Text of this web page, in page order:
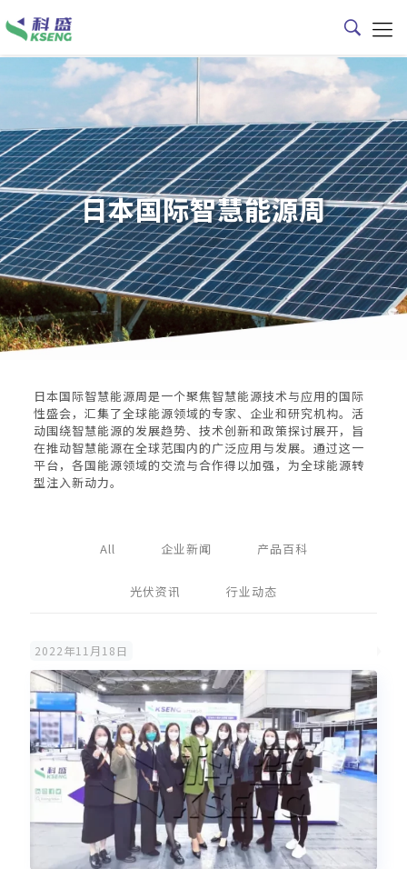
日本国际智慧能源周
日本国际智慧能源周是一个聚焦智慧能源技术与应用的国际
性盛会，汇集了全球能源领域的专家、企业和研究机构。活
动围绕智慧能源的发展趋势、技术创新和政策探讨展开，旨
在推动智慧能源在全球范围内的广泛应用与发展。通过这一
平台，各国能源领域的交流与合作得以加强，为全球能源转
型注入新动力。
All 企业新闻 产品百科
光伏资讯 行业动态
2022年11月18日